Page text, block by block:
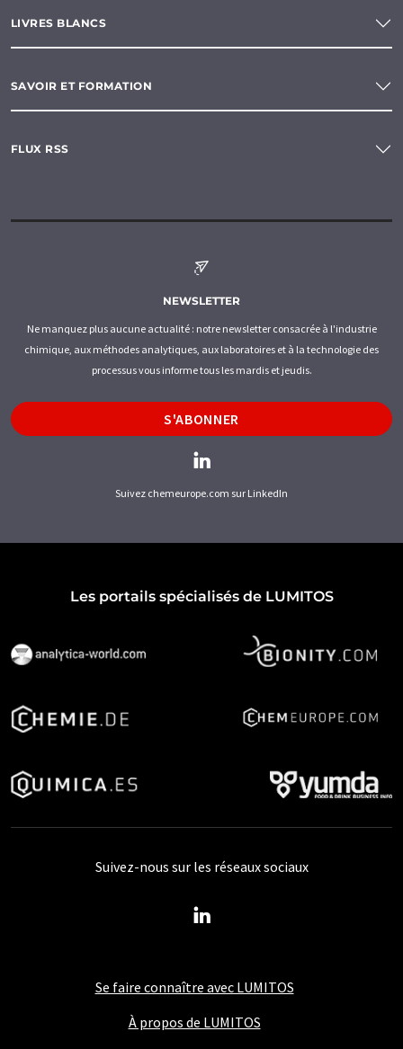
LIVRES BLANCS
SAVOIR ET FORMATION
FLUX RSS
NEWSLETTER
Ne manquez plus aucune actualité : notre newsletter consacrée à l'industrie
chimique, aux méthodes analytiques, aux laboratoires et à la technologie des
processus vous informe tous les mardis et jeudis.
S'ABONNER
Suivez chemeurope.com sur LinkedIn
Les portails spécialisés de LUMITOS
Se faire connaître avec LUMITOS
À propos de LUMITOS
Suivez-nous sur les réseaux sociaux